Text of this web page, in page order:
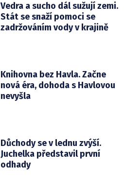
Vedra a sucho dál sužují zemi.
Stát se snaží pomoci se
zadržováním vody v krajině
Knihovna bez Havla. Začne
nová éra, dohoda s Havlovou
nevyšla
Důchody se v lednu zvýší.
Juchelka představil první
odhady